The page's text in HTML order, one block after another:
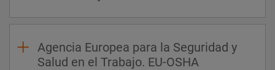
Agencia Europea para la Seguridad y
Salud en el Trabajo. EU-OSHA